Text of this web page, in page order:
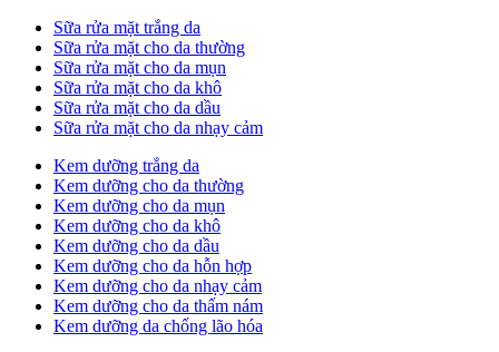
Sữa rửa mặt trắng da
Sữa rửa mặt cho da thường
Sữa rửa mặt cho da mụn
Sữa rửa mặt cho da khô
Sữa rửa mặt cho da dầu
Sữa rửa mặt cho da nhạy cảm
Kem dưỡng trắng da
Kem dưỡng cho da thường
Kem dưỡng cho da mụn
Kem dưỡng cho da khô
Kem dưỡng cho da dầu
Kem dưỡng cho da hỗn hợp
Kem dưỡng cho da nhạy cảm
Kem dưỡng cho da thấm nám
Kem dưỡng da chống lão hóa